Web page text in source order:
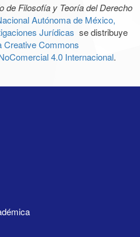
de Filosofía y Teoría del Derecho
Autónoma de México,
Jurídicas se distribuye
Creative Commons
4.0 Internacional.